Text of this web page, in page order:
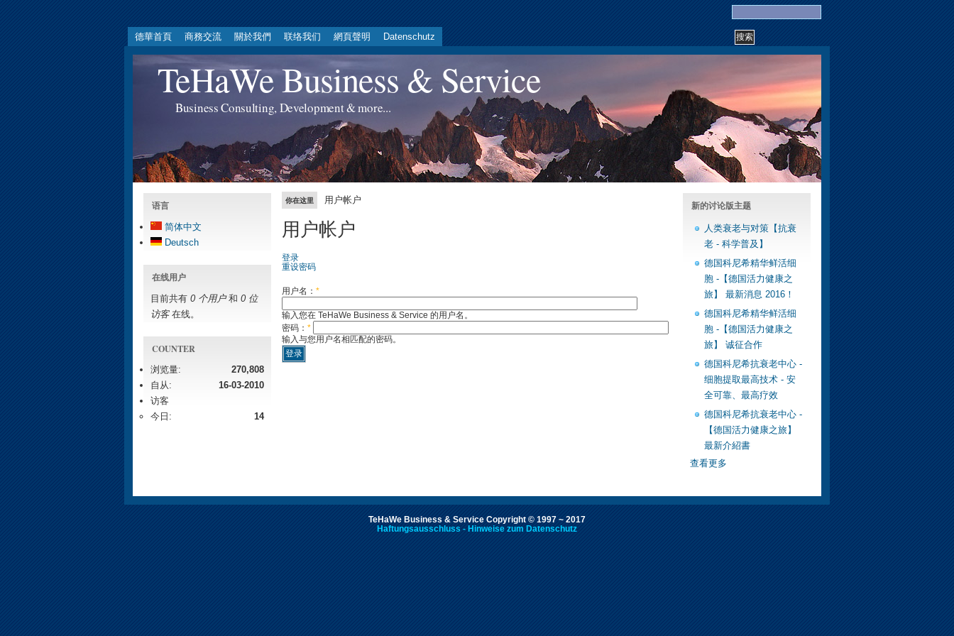
德華首頁 商務交流 關於我們 联络我们 網頁聲明 Datenschutz
TeHaWe Business & Service
Business Consulting, Development & more...
语言
简体中文
Deutsch
在线用户
目前共有 0 个用户和 0 位
访客在线。
COUNTER
浏览量:
270,808
自从:
16-03-2010
访客
今日:
14
你在这里 用户帐户
用户帐户
登录
重设密码
用户名： *
输入您在 TeHaWe Business & Service 的用户名。
密码： *
输入与您用户名相匹配的密码。
新的讨论版主题
人类衰老与对策【抗衰
老 - 科学普及】
德国科尼希精华鲜活细
胞 -【德国活力健康之
旅】 最新消息 2016！
德国科尼希精华鲜活细
胞 -【德国活力健康之
旅】 诚征合作
德国科尼希抗衰老中心 -
细胞提取最高技术 - 安
全可靠、最高疗效
德国科尼希抗衰老中心 -
【德国活力健康之旅】
最新介紹書
查看更多
TeHaWe Business & Service Copyright © 1997 ~ 2017
Haftungsausschluss - Hinweise zum Datenschutz